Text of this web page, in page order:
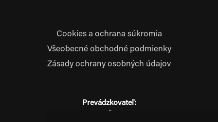
Cookies a ochrana súkromia
Všeobecné obchodné podmienky
Zásady ochrany osobných údajov
Prevádzkovateľ: